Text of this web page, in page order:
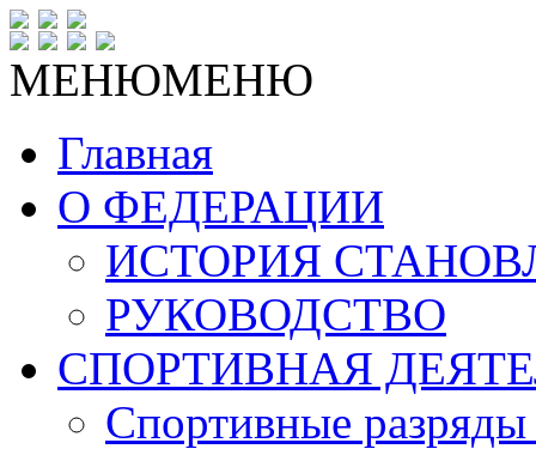
МЕНЮМЕНЮ
Главная
О ФЕДЕРАЦИИ
ИСТОРИЯ
РУКОВОДСТВО
СПОРТИВНАЯ
Спортивные